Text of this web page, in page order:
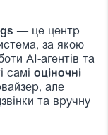
— це центр
за якою
AI-агентів та
самі оціночні
але
та вручну